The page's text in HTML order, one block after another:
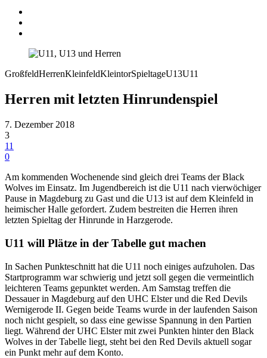
GroßfeldHerrenKleinfeldKleintorSpieltageU13U11
Herren mit letzten Hinrundenspiel
7. Dezember 2018
3
11
0
Am kommenden Wochenende sind gleich drei Teams der Black
Wolves im Einsatz. Im Jugendbereich ist die U11 nach vierwöchiger
Pause in Magdeburg zu Gast und die U13 ist auf dem Kleinfeld in
heimischer Halle gefordert. Zudem bestreiten die Herren ihren
letzten Spieltag der Hinrunde in Harzgerode.
U11 will Plätze in der Tabelle gut machen
In Sachen Punkteschnitt hat die U11 noch einiges aufzuholen. Das
Startprogramm war schwierig und jetzt soll gegen die vermeintlich
leichteren Teams gepunktet werden. Am Samstag treffen die
Dessauer in Magdeburg auf den UHC Elster und die Red Devils
Wernigerode II. Gegen beide Teams wurde in der laufenden Saison
noch nicht gespielt, so dass eine gewisse Spannung in den Partien
liegt. Während der UHC Elster mit zwei Punkten hinter den Black
Wolves in der Tabelle liegt, steht bei den Red Devils aktuell sogar
ein Punkt mehr auf dem Konto.